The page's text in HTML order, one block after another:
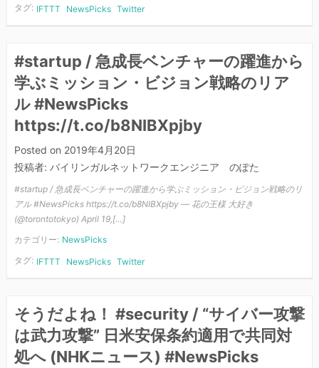
タグ: IFTTT NewsPicks Twitter
#startup / 急成長ベンチャーの躍進から
学ぶミッション・ビジョン戦略のリア
ル #NewsPicks
https://t.co/b8NIBXpjby
Posted on 2019年4月20日
投稿者: バイリンガルネットワークエンジニア のぽた
#startup / 急成長ベンチャーの躍進から学ぶミッション・ビジョン戦略のリ
アル #NewsPicks https://t.co/b8NIBXpjby — 花の王様 大好き
(@torontotokyo) April 19,[…]
カテゴリー: NewsPicks
タグ: IFTTT NewsPicks Twitter
そうだよね！ #security / “サイバー攻撃
は武力攻撃” 日米安保条約適用で共同対
処へ (NHKニュース) #NewsPicks